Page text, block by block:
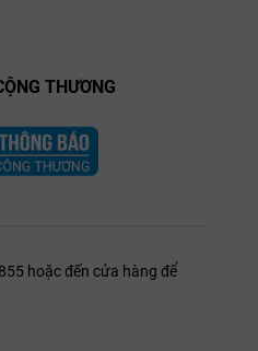
THƯƠNG
hoặc đến cửa hàng để